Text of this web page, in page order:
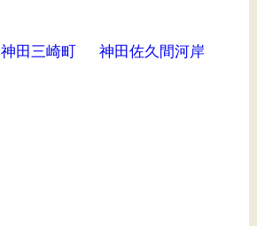
神田三崎町
神田佐久間河岸